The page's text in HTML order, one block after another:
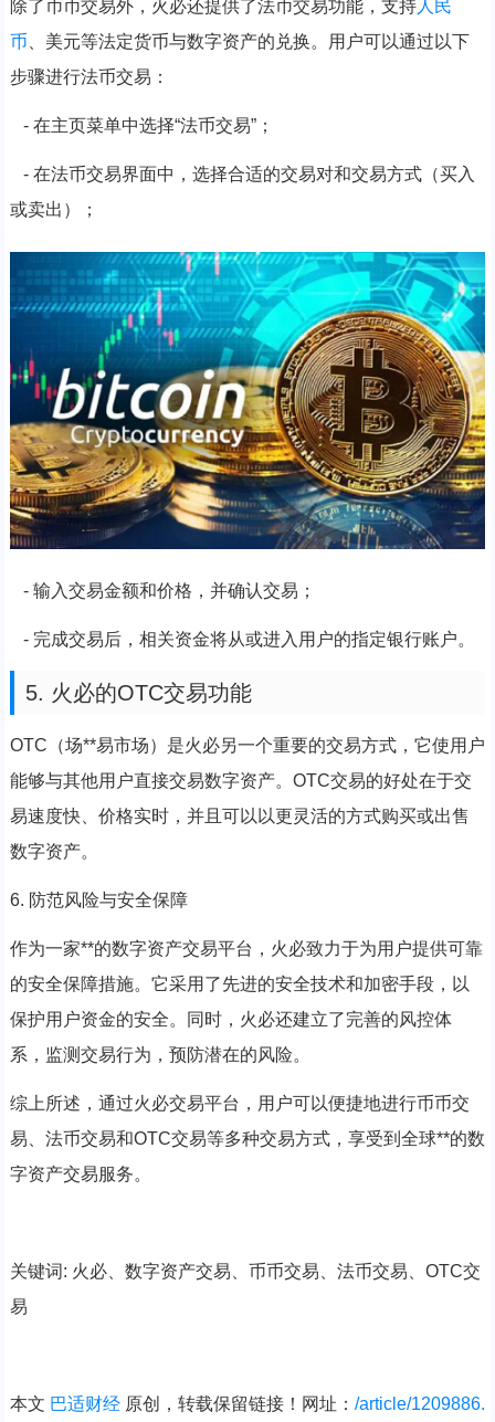
除了币币交易外，火必还提供了法币交易功能，支持人民
币 、美元等法定货币与数字资产的兑换。用户可以通过以下
步骤进行法币交易：
- 在主页菜单中选择“法币交易”；
- 在法币交易界面中，选择合适的交易对和交易方式（买入
或卖出）；
- 输入交易金额和价格，并确认交易；
- 完成交易后，相关资金将从或进入用户的指定银行账户。
5. 火必的OTC交易功能
OTC（场**易市场）是火必另一个重要的交易方式，它使用户
能够与其他用户直接交易数字资产。OTC交易的好处在于交
易速度快、价格实时，并且可以以更灵活的方式购买或出售
数字资产。
6. 防范风险与安全保障
作为一家**的数字资产交易平台，火必致力于为用户提供可靠
的安全保障措施。它采用了先进的安全技术和加密手段，以
保护用户资金的安全。同时，火必还建立了完善的风控体
系，监测交易行为，预防潜在的风险。
综上所述，通过火必交易平台，用户可以便捷地进行币币交
易、法币交易和OTC交易等多种交易方式，享受到全球**的数
字资产交易服务。
关键词: 火必、数字资产交易、币币交易、法币交易、OTC交
易
本文 巴适财经原创，转载保留链接！网址： /article/1209886.